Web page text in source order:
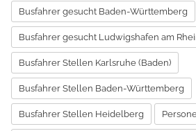
Busfahrer gesucht Baden-Württemberg
Busfahrer gesucht Ludwigshafen am
Busfahrer Stellen Karlsruhe (Baden)
Busfahrer Stellen Baden-Württemberg
Busfahrer Stellen Heidelberg